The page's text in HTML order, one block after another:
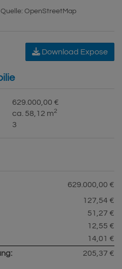
OpenStreetMap
Download Expose
629.000,00 €
ca. 58,12 m2
3
629.000,00 €
127,54 €
51,27 €
12,55 €
14,01 €
205,37 €